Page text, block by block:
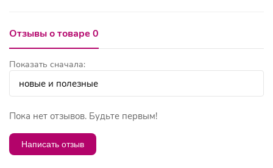
Отзывы о товаре 0
Показать сначала:
Пока нет отзывов. Будьте первым!
Написать отзыв